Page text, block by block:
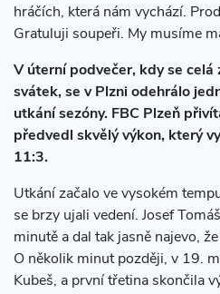
hráčích, která nám vychází.
Gratuluji soupeři. My musíme
V úterní podvečer, kdy se celá
svátek, se v Plzni odehrálo
utkání sezóny. FBC Plzeň
předvedl skvělý výkon, který
11:3.
Utkání začalo ve vysokém
se brzy ujali vedení. Josef
minutě a dal tak jasně najevo,
O několik minut později, v 19.
Kubeš, a první třetina skončila